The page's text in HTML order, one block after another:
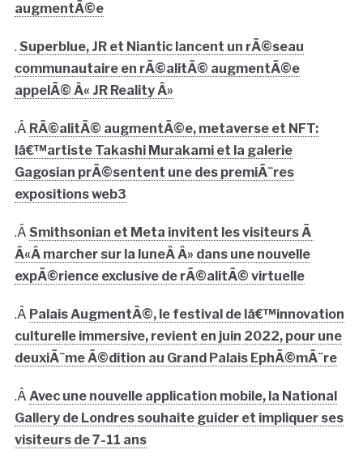
augmentÃ©e
. Superblue, JR et Niantic lancent un rÃ©seau
communautaire en rÃ©alitÃ© augmentÃ©e
appelÃ© Â« JR Reality Â»
.Â RÃ©alitÃ© augmentÃ©e, metaverse et NFT:
lâ€™artiste Takashi Murakami et la galerie
Gagosian prÃ©sentent une des premiÃ¨res
expositions web3
.Â Smithsonian et Meta invitent les visiteurs Ã
Â«Â marcher sur la luneÂ Â» dans une nouvelle
expÃ©rience exclusive de rÃ©alitÃ© virtuelle
.Â Palais AugmentÃ©, le festival de lâ€™innovation
culturelle immersive, revient en juin 2022, pour une
deuxiÃ¨me Ã©dition au Grand Palais EphÃ©mÃ¨re
.Â Avec une nouvelle application mobile, la National
Gallery de Londres souhaite guider et impliquer ses
visiteurs de 7-11 ans